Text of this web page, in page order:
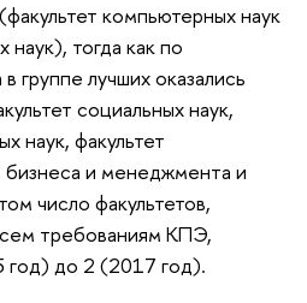
компьютерных наук
наук), тогда как по
группе лучших оказались
социальных наук,
наук, факультет
бизнеса и менеджмента и
число факультетов,
требованиям КПЭ,
год) до 2 (2017 год).